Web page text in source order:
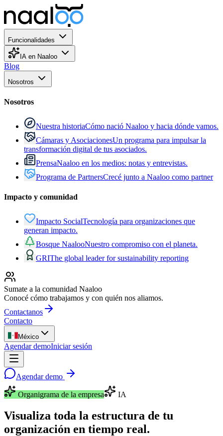
Funcionalidades
IA en Naaloo
Blog
Nosotros
Nosotros
Nuestra historiaCómo nació Naaloo y hacia dónde vamos.
Cámaras y AsociacionesUn programa para impulsar la
transformación digital de tus asociados.
PrensaNaaloo en los medios: notas y entrevistas.
Programa de PartnersCrecé junto a Naaloo como partner
Impacto y comunidad
Impacto SocialTecnología para organizaciones que
generan impacto.
Bosque NaalooNuestro compromiso con el planeta.
GRIThe global leader for sustainability reporting
Sumate a la comunidad Naaloo
Conocé cómo trabajamos y con quién nos aliamos.
Contactanos
Contacto
México
Agendar demoIniciar sesión
Agendar demo
Organigrama de la empresa IA
Visualiza toda la estructura de tu
organización en tiempo real.